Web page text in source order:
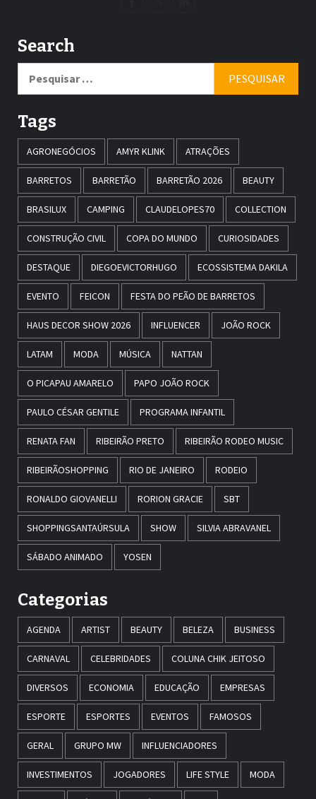
Search
por:
Tags
AGRONEGÓCIOS AMYR KLINK ATRAÇÕES
BARRETOS BARRETÃO BARRETÃO 2026 BEAUTY
BRASILUX CAMPING CLAUDELOPES70 COLLECTION
CONSTRUÇÃO CIVIL COPA DO MUNDO CURIOSIDADES
DESTAQUE DIEGOEVICTORHUGO ECOSSISTEMA DAKILA
EVENTO FEICON FESTA DO PEÃO DE BARRETOS
HAUS DECOR SHOW 2026 INFLUENCER JOÃO ROCK
LATAM MODA MÚSICA NATTAN
O PICAPAU AMARELO PAPO JOÃO ROCK
PAULO CÉSAR GENTILE PROGRAMA INFANTIL
RENATA FAN RIBEIRÃO PRETO RIBEIRÃO RODEO MUSIC
RIBEIRÃOSHOPPING RIO DE JANEIRO RODEIO
RONALDO GIOVANELLI RORION GRACIE SBT
SHOPPINGSANTAÚRSULA SHOW SILVIA ABRAVANEL
SÁBADO ANIMADO YOSEN
Categorias
AGENDA ARTIST BEAUTY BELEZA BUSINESS
CARNAVAL CELEBRIDADES COLUNA CHIK JEITOSO
DIVERSOS ECONOMIA EDUCAÇÃO EMPRESAS
ESPORTE ESPORTES EVENTOS FAMOSOS
GERAL GRUPO MW INFLUENCIADORES
INVESTIMENTOS JOGADORES LIFE STYLE MODA